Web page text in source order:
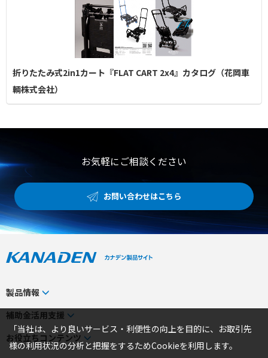
折りたたみ式2in1カート『FLAT CART 2x4』カタログ（花岡車
輌株式会社）
お気軽にご相談ください
お問い合わせはこちら
製品情報
カテゴリから探す
メーカーから探す
事業から探す
補助金活用支援
補助金検索システム
補助金対象製品一覧
お役立ちコンテンツ
「当社は、より良いサービス・利便性の向上を目的に、お取引先
様の利用状況の分析と把握をするためCookieを利用します。